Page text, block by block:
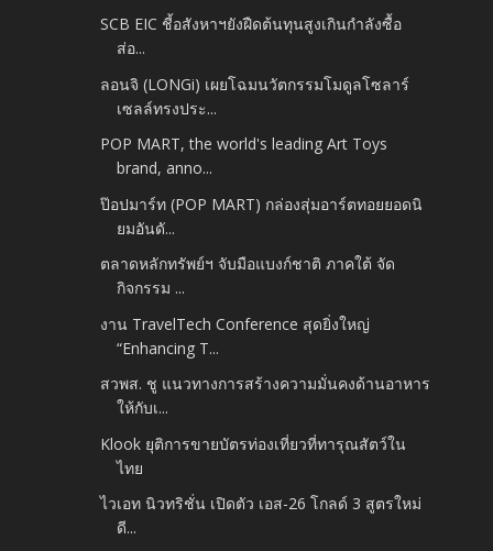
SCB EIC ชี้อสังหาฯยังฝืดต้นทุนสูงเกินกำลังซื้อ
ส่อ...
ลอนจิ (LONGi) เผยโฉมนวัตกรรมโมดูลโซลาร์
เซลล์ทรงประ...
POP MART, the world's leading Art Toys
brand, anno...
ป๊อปมาร์ท (POP MART) กล่องสุ่มอาร์ตทอยยอดนิ
ยมอันดั...
ตลาดหลักทรัพย์ฯ จับมือแบงก์ชาติ ภาคใต้ จัด
กิจกรรม ...
งาน TravelTech Conference สุดยิ่งใหญ่
“Enhancing T...
สวพส. ชู แนวทางการสร้างความมั่นคงด้านอาหาร
ให้กับเ...
Klook ยุติการขายบัตรท่องเที่ยวที่ทารุณสัตว์ใน
ไทย
ไวเอท นิวทริชั่น เปิดตัว เอส-26 โกลด์ 3 สูตรใหม่
ดี...